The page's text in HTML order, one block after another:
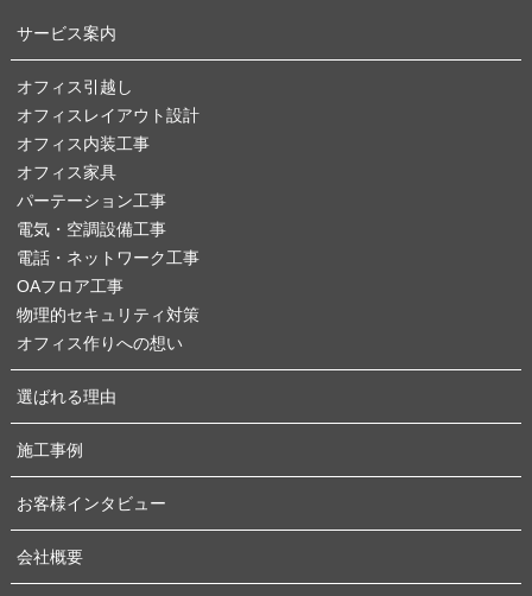
サービス案内
オフィス引越し
オフィスレイアウト設計
オフィス内装工事
オフィス家具
パーテーション工事
電気・空調設備工事
電話・ネットワーク工事
OAフロア工事
物理的セキュリティ対策
オフィス作りへの想い
選ばれる理由
施工事例
お客様インタビュー
会社概要